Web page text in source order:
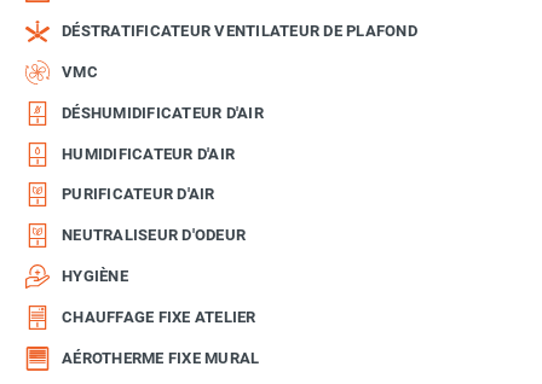
DÉSTRATIFICATEUR VENTILATEUR DE PLAFOND
VMC
DÉSHUMIDIFICATEUR D'AIR
HUMIDIFICATEUR D'AIR
PURIFICATEUR D'AIR
NEUTRALISEUR D'ODEUR
HYGIÈNE
CHAUFFAGE FIXE ATELIER
AÉROTHERME FIXE MURAL